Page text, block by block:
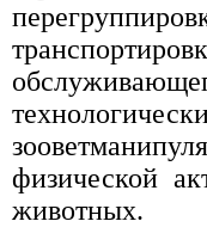
физической
животных.